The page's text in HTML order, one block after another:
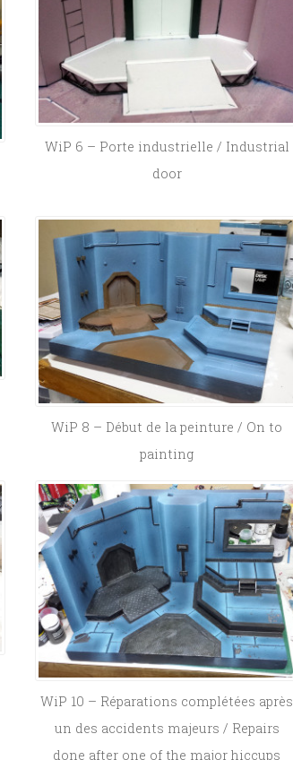
WiP 6 – Porte industrielle / Industrial
door
WiP 8 – Début de la peinture / On to
painting
WiP 10 – Réparations complétées après
un des accidents majeurs / Repairs
done after one of the major hiccups